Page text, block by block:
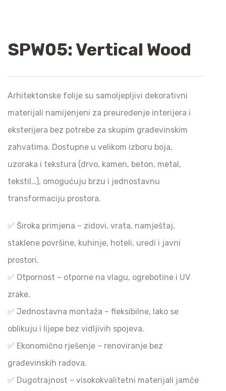
SPW05: Vertical Wood
Arhitektonske folije su samoljepljivi dekorativni
materijali namijenjeni za preuređenje interijera i
eksterijera bez potrebe za skupim građevinskim
zahvatima. Dostupne u velikom izboru boja,
uzoraka i tekstura (drvo, kamen, beton, metal,
tekstil…), omogućuju brzu i jednostavnu
transformaciju prostora.
✅ Široka primjena – zidovi, vrata, namještaj,
staklene površine, kuhinje, hoteli, uredi i javni
prostori.
✅ Otpornost – otporne na vlagu, ogrebotine i UV
zrake.
✅ Jednostavna montaža – fleksibilne, lako se
oblikuju i lijepe bez vidljivih spojeva.
✅ Ekonomično rješenje – renoviranje bez
građevinskih radova.
✅ Dugotrajnost – visokokvalitetni materijali jamče